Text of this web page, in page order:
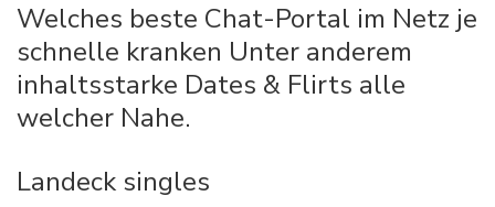
Welches beste Chat-Portal im Netz je
schnelle kranken Unter anderem
inhaltsstarke Dates & Flirts alle
welcher Nahe.
Landeck singles